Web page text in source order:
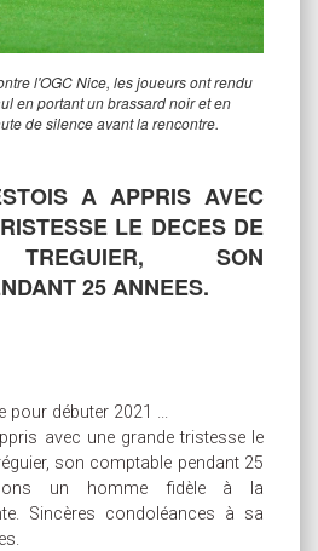
l'OGC Nice, les joueurs ont rendu
en portant un brassard noir et en
de silence avant la rencontre.
A APPRIS AVEC
LE DECES DE
TREGUIER, SON
25 ANNEES.
pour débuter 2021 ...
avec une grande tristesse le
son comptable pendant 25
un homme fidèle à la
Sincères condoléances à sa